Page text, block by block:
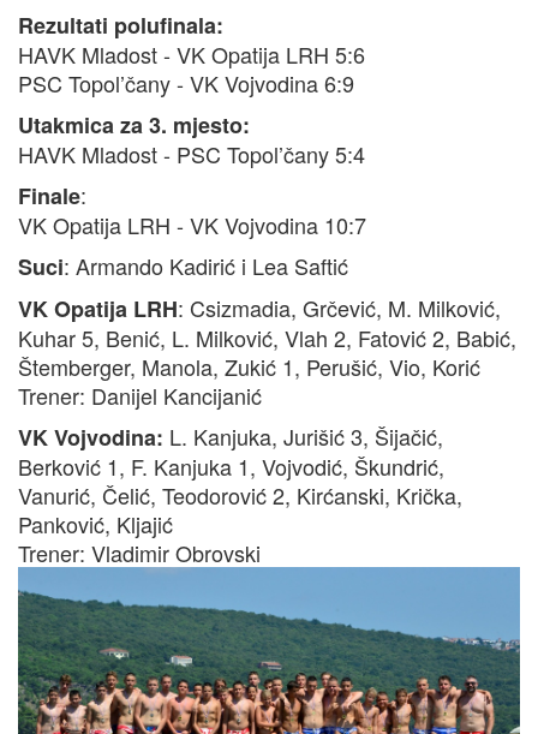
Rezultati polufinala:
HAVK Mladost - VK Opatija LRH 5:6
PSC Topol’čany - VK Vojvodina 6:9
Utakmica za 3. mjesto:
HAVK Mladost - PSC Topol’čany 5:4
Finale:
VK Opatija LRH - VK Vojvodina 10:7
Suci: Armando Kadirić i Lea Saftić
VK Opatija LRH: Csizmadia, Grčević, M. Milković,
Kuhar 5, Benić, L. Milković, Vlah 2, Fatović 2, Babić,
Štemberger, Manola, Zukić 1, Perušić, Vio, Korić
Trener: Danijel Kancijanić
VK Vojvodina: L. Kanjuka, Jurišić 3, Šijačić,
Berković 1, F. Kanjuka 1, Vojvodić, Škundrić,
Vanurić, Čelić, Teodorović 2, Kirćanski, Krička,
Panković, Kljajić
Trener: Vladimir Obrovski